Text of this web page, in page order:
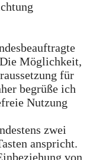
Möglichkeit,
für
begrüße ich
Nutzung
zwei
anspricht.
von